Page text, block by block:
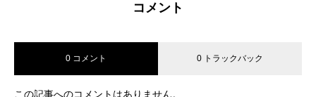
コメント
0 コメント 0 トラックバック
この記事へのコメントはありません。